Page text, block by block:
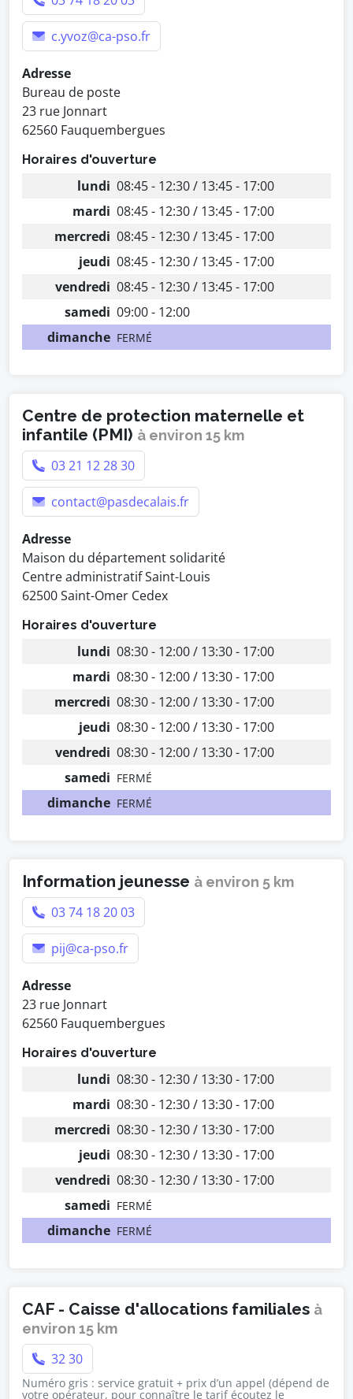
c.yvoz@ca-pso.fr
Adresse
Bureau de poste
23 rue Jonnart
62560 Fauquembergues
Horaires d'ouverture
lundi 08:45 - 12:30 / 13:45 - 17:00
mardi 08:45 - 12:30 / 13:45 - 17:00
mercredi 08:45 - 12:30 / 13:45 - 17:00
jeudi 08:45 - 12:30 / 13:45 - 17:00
vendredi 08:45 - 12:30 / 13:45 - 17:00
samedi 09:00 - 12:00
dimanche FERMÉ
Centre de protection maternelle et
infantile (PMI) à environ 15 km
03 21 12 28 30
contact@pasdecalais.fr
Adresse
Maison du département solidarité
Centre administratif Saint-Louis
62500 Saint-Omer Cedex
Horaires d'ouverture
lundi 08:30 - 12:00 / 13:30 - 17:00
mardi 08:30 - 12:00 / 13:30 - 17:00
mercredi 08:30 - 12:00 / 13:30 - 17:00
jeudi 08:30 - 12:00 / 13:30 - 17:00
vendredi 08:30 - 12:00 / 13:30 - 17:00
samedi FERMÉ
dimanche FERMÉ
Information jeunesse à environ 5 km
03 74 18 20 03
pij@ca-pso.fr
Adresse
23 rue Jonnart
62560 Fauquembergues
Horaires d'ouverture
lundi 08:30 - 12:30 / 13:30 - 17:00
mardi 08:30 - 12:30 / 13:30 - 17:00
mercredi 08:30 - 12:30 / 13:30 - 17:00
jeudi 08:30 - 12:30 / 13:30 - 17:00
vendredi 08:30 - 12:30 / 13:30 - 17:00
samedi FERMÉ
dimanche FERMÉ
CAF - Caisse d'allocations familiales à
environ 15 km
32 30
Numéro gris : service gratuit + prix d’un appel (dépend de
votre opérateur, pour connaître le tarif écoutez le